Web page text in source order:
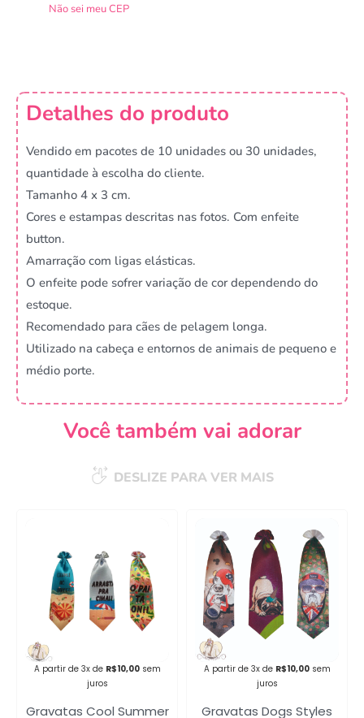
Não sei meu CEP
Detalhes do produto
Vendido em pacotes de 10 unidades ou 30 unidades,
quantidade à escolha do cliente.
Tamanho 4 x 3 cm.
Cores e estampas descritas nas fotos. Com enfeite
button.
Amarração com ligas elásticas.
O enfeite pode sofrer variação de cor dependendo do
estoque.
Recomendado para cães de pelagem longa.
Utilizado na cabeça e entornos de animais de pequeno e
médio porte.
Você também vai adorar
DESLIZE PARA VER MAIS
A partir de 3x de R$10,00 sem
juros
Gravatas Cool Summer
A partir de 3x de R$10,00 sem
juros
Gravatas Dogs Styles
Campanha lançada com
sucesso!
Voltar